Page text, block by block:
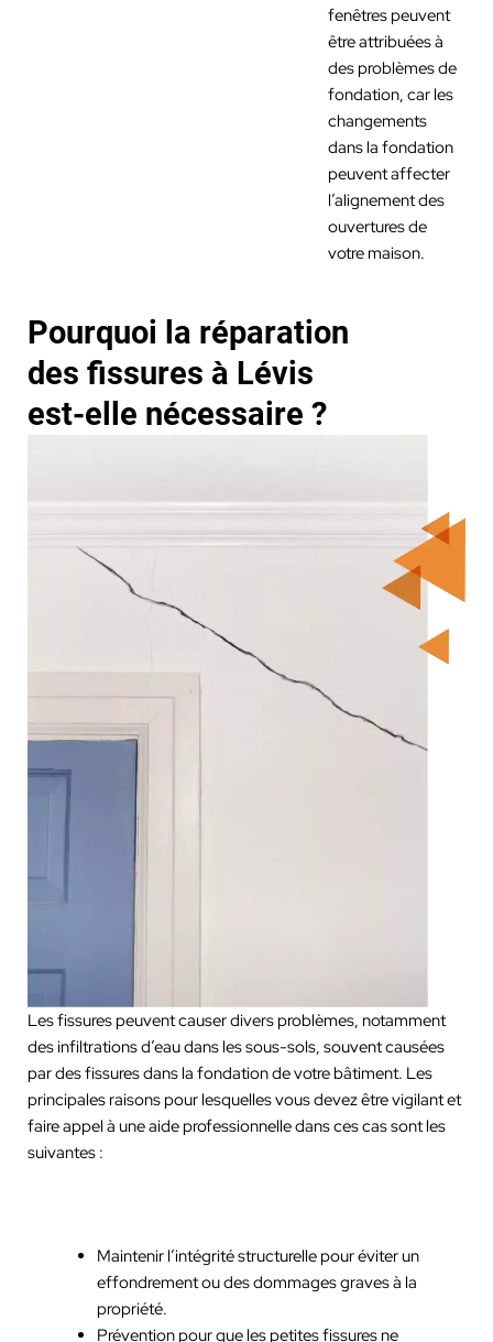
fenêtres peuvent
être attribuées à
des problèmes de
fondation, car les
changements
dans la fondation
peuvent affecter
l’alignement des
ouvertures de
votre maison.
Pourquoi la réparation
des fissures à Lévis
est-elle nécessaire ?
Les fissures peuvent causer divers problèmes, notamment
des infiltrations d’eau dans les sous-sols, souvent causées
par des fissures dans la fondation de votre bâtiment. Les
principales raisons pour lesquelles vous devez être vigilant et
faire appel à une aide professionnelle dans ces cas sont les
suivantes :
Maintenir l’intégrité structurelle pour éviter un
effondrement ou des dommages graves à la
propriété.
Prévention pour que les petites fissures ne